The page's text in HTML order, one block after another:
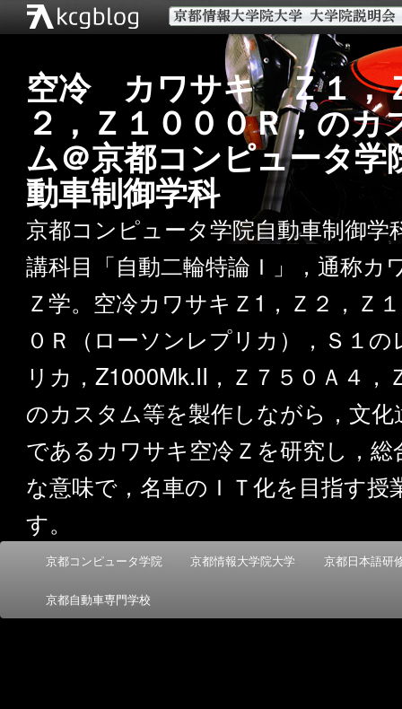
空冷 カワサキ Ｚ１，
２，Ｚ１０００Ｒ，のカ
ム＠京都コンピュータ学
動車制御学科
京都コンピュータ学院自動車制御学
講科目「自動二輪特論Ｉ」，通称カ
Ｚ学。空冷カワサキＺ1，Ｚ２，Ｚ
０Ｒ（ローソンレプリカ），Ｓ１の
リカ，Z1000Mk.II，Ｚ７５０Ａ４，
のカスタム等を製作しながら，文化
であるカワサキ空冷Ｚを研究し，総
な意味で，名車のＩＴ化を目指す授
す。
メ
メ
イ
サ
ブ
京都コンピュータ学院 京都情報大学院大学 京都日本語研
京都自動車専門学校